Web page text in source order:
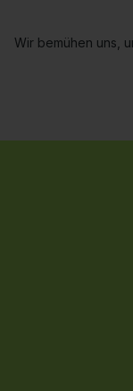
Wir bemühen uns,